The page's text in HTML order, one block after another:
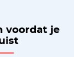
voordat je